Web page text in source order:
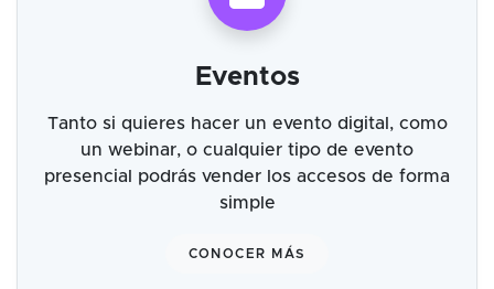
Eventos
Tanto si quieres hacer un evento digital, como
un webinar, o cualquier tipo de evento
presencial podrás vender los accesos de forma
simple
CONOCER MÁS